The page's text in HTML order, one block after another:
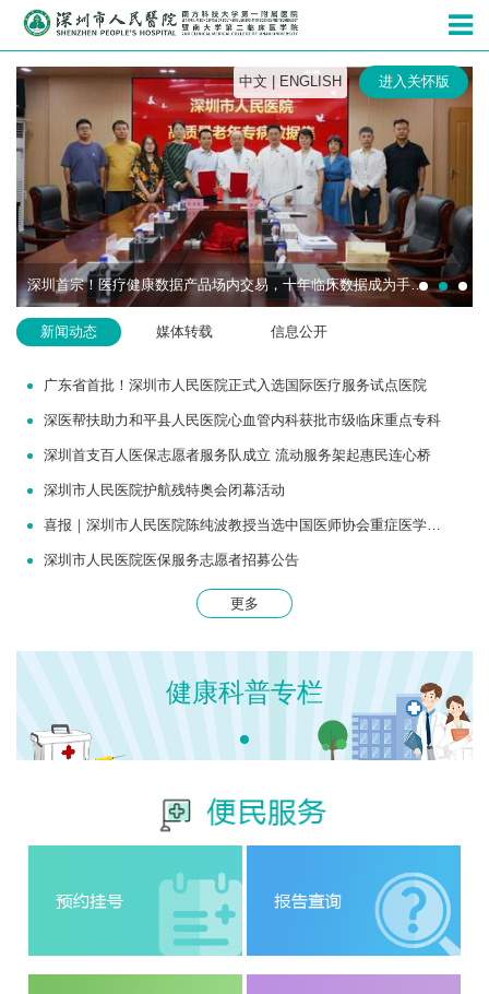
深圳市人民
中文 ENGLISH 进入关怀版
深圳首宗！医疗健康数据产品场内交易，十年临床数据成为手术机器人研发“燃料”
新闻动态 媒体转载 信息公开
广东省首批！深圳市人民医院正式入选国际医疗服务试点医院
深医帮扶助力和平县人民医院心血管内科获批市级临床重点专科
深圳首支百人医保志愿者服务队成立 流动服务架起惠民连心桥
深圳市人民医院护航残特奥会闭幕活动
喜报｜深圳市人民医院陈纯波教授当选中国医师协会重症医学医师分会常务委员
深圳市人民医院医保服务志愿者招募公告
更多
健康科普专栏